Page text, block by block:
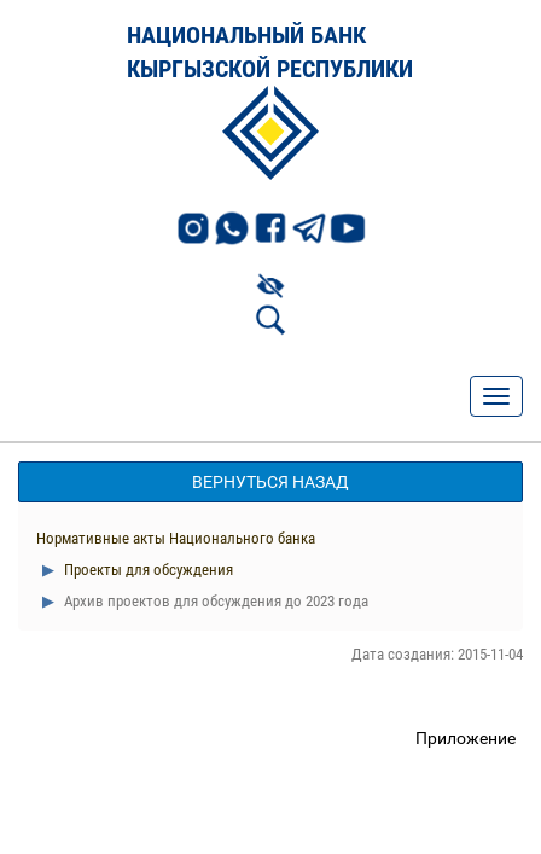
НАЦИОНАЛЬНЫЙ БАНК
КЫРГЫЗСКОЙ РЕСПУБЛИКИ
ВЕРНУТЬСЯ НАЗАД
Нормативные акты Национального банка
Проекты для обсуждения
Архив проектов для обсуждения до 2023 года
Дата создания: 2015-11-04
Приложение